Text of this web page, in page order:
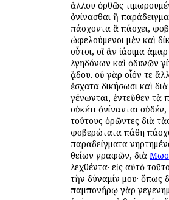
ἄλλου ὀρθῶς
ὀνίνασθαι ἢ παράδειγμα
πάσχοντα ἃ πάσχει,
ὠφελούμενοι μὲν καὶ
οὗτοι, οἳ ἂν ἰάσιμα
ἀλγηδόνων καὶ ὀδυνῶν
ᾅδου. οὐ γὰρ οἷόν τε
ἔσχατα ἀδικήσωσι καὶ
γένωνται, ἐντεῦθεν τὰ
οὐκέτι ὀνίνανται οὐδέν,
τούτους ὁρῶντες διὰ
φοβερώτατα πάθη
παραδείγματα
θείων γραφῶν, διὰ
λεχθέντα· εἰς αὐτὸ
τὴν δύναμίν μου· ὅπως
παμπονήρῳ γὰρ